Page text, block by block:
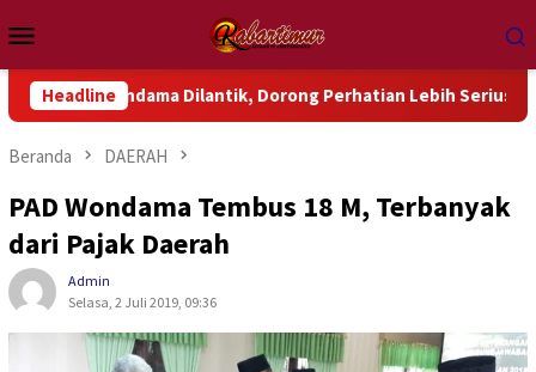
ke
kontenMobile
HeadlineDilantik, Dorong Perhatian Lebih Serius Terhadap Isu
Beranda DAERAH
PAD Wondama Tembus 18 M, Terbanyak
dari Pajak Daerah
Admin
Selasa, 2 Juli 2019, 09:36